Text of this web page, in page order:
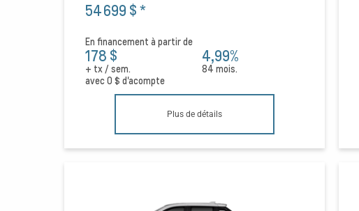
54 699 $*
En financement à partir de
178 $
+ tx / sem.
4,99%
84 mois.
avec0 $ d'acompte
Plus de détails